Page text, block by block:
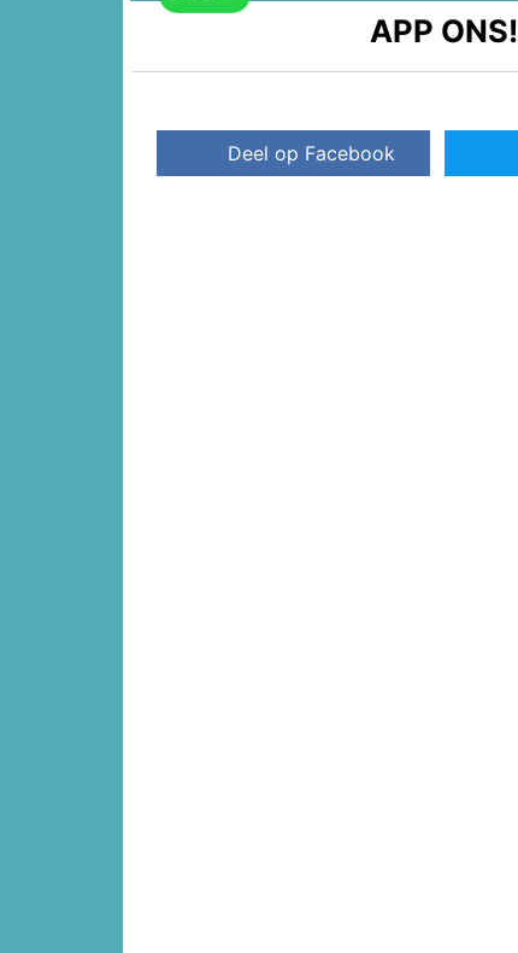
APP ONS!
Deel op Facebook